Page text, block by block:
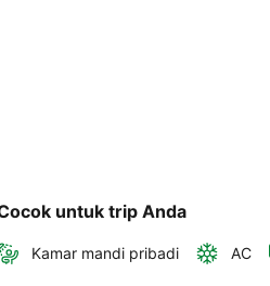
untuk trip Anda
Kamar mandi pribadi AC